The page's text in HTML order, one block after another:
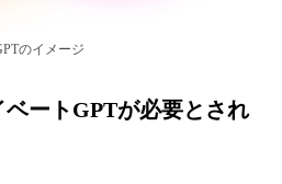
のイメージ
ートGPTが必要とされ